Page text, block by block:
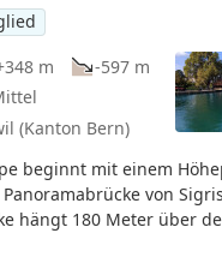
aber mit herrlichen
und andere Gipfel
können Sie sich
Umgebung eine
m
-597 m
(Kanton Bern)
beginnt mit einem
von
hängt 180 Meter über